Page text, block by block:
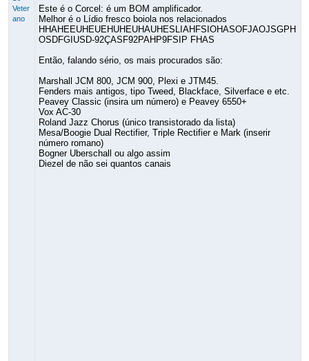
Veter
ano
Este é o Corcel: é um BOM amplificador.
Melhor é o Lídio fresco boiola nos relacionados
HHAHEEUHEUEHUHEUHAUHESLIAHFSIOHASOFJAOJSGPH
OSDFGIUSD-92ÇASF92PAHP9FSIP FHAS
Então, falando sério, os mais procurados são:
Marshall JCM 800, JCM 900, Plexi e JTM45.
Fenders mais antigos, tipo Tweed, Blackface, Silverface e etc.
Peavey Classic (insira um número) e Peavey 6550+
Vox AC-30
Roland Jazz Chorus (único transistorado da lista)
Mesa/Boogie Dual Rectifier, Triple Rectifier e Mark (inserir
número romano)
Bogner Uberschall ou algo assim
Diezel de não sei quantos canais